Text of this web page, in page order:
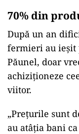
70% din
După un an
fermieri au ieșit
Păunel, doar
achiziționeze
viitor.
„Prețurile sunt
au atâția bani